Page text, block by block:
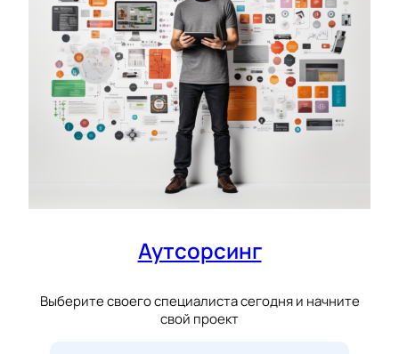
Аутсорсинг
Выберите своего специалиста сегодня и начните
свой проект